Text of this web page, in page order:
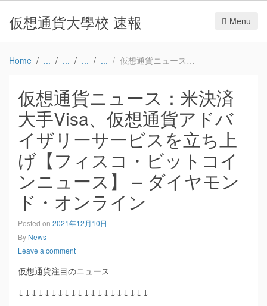
仮想通貨大學校 速報 Menu
Home 仮想通貨ニュース：米決済大手Visa、仮想通貨アドバイザリーサービスを立ち上げ【フィスコ・ビットコインニュース】 – ダイヤモンド・オンライン
仮想通貨ニュース：米決済
大手Visa、仮想通貨アドバ
イザリーサービスを立ち上
げ【フィスコ・ビットコイ
ンニュース】 – ダイヤモン
ド・オンライン
Posted on 2021年12月10日
By News
Leave a comment
仮想通貨注目のニュース
↓↓↓↓↓↓↓↓↓↓↓↓↓↓↓↓↓↓↓↓